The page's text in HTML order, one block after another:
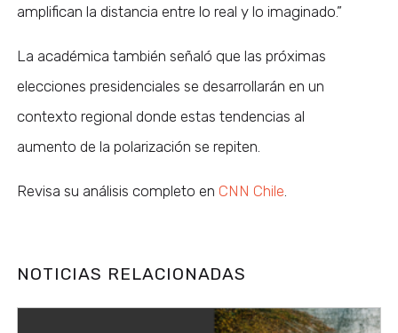
amplifican la distancia entre lo real y lo imaginado.”
La académica también señaló que las próximas
elecciones presidenciales se desarrollarán en un
contexto regional donde estas tendencias al
aumento de la polarización se repiten.
Revisa su análisis completo en CNN Chile.
NOTICIAS RELACIONADAS